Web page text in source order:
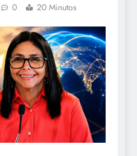
0 20 Minutos